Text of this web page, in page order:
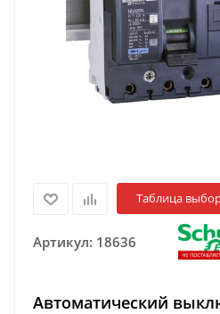
Таблица
Артикул: 18636
Автоматический